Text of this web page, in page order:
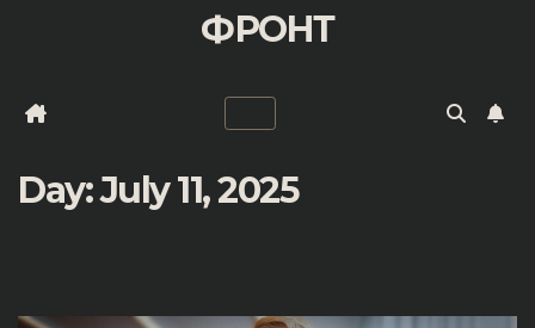
ФРОНТ
Day:July 11, 2025